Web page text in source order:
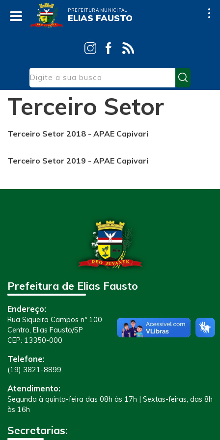
PREFEITURA MUNICIPAL
ELIAS FAUSTO
Terceiro Setor
APAE - Capivari
Terceiro Setor
Terceiro Setor 2018 - APAE Capivari
Terceiro Setor 2019 - APAE Capivari
Prefeitura de Elias Fausto
Endereço:
Rua Siqueira Campos nº 100
Centro, Elias Fausto/SP
CEP: 13350-000
Telefone:
(19) 3821-8899
Atendimento:
Segunda à quinta-feira das 08h às 17h | Sextas-feiras, das 8h
às 16h
Secretarias: